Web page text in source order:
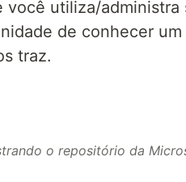
você utiliza/administra
de conhecer
traz.
o repositório da